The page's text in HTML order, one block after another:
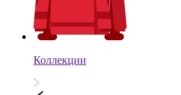
Коллекции